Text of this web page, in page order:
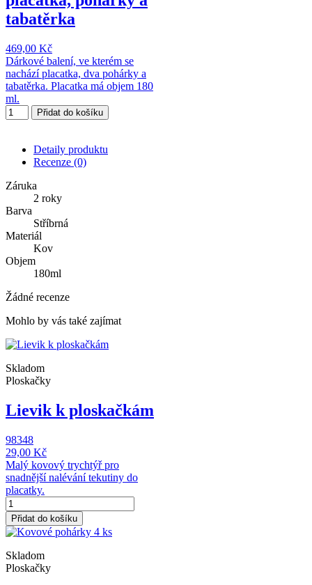
tabatěrka
469,00 Kč
Dárkové balení, ve kterém se
nachází placatka, dva pohárky a
tabatěrka. Placatka má objem 180
ml.
Přidat do košíku
Detaily produktu
Recenze (0)
Záruka
2 roky
Barva
Stříbrná
Materiál
Kov
Objem
180ml
Žádné recenze
Mohlo by vás také zajímat
Skladom
Ploskačky
Lievik k ploskačkám
98348
29,00 Kč
Malý kovový trychtýř pro
snadnější nalévání tekutiny do
placatky.
Přidat do košíku
Skladom
Ploskačky